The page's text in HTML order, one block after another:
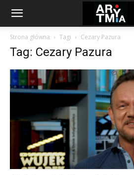
arytmia.eu
Strona główna Tagi Cezary Pazura
Tag: Cezary Pazura